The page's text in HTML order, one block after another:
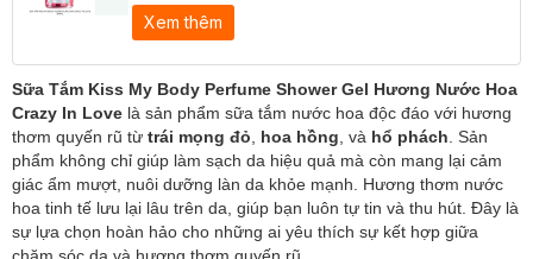
Xem thêm
Sữa Tắm Kiss My Body Perfume Shower Gel Hương Nước Hoa
Crazy In Love là sản phẩm sữa tắm nước hoa độc đáo với hương
thơm quyến rũ từ trái mọng đỏ hoa hồng , và hổ phách . Sản
phẩm không chỉ giúp làm sạch da hiệu quả mà còn mang lại cảm
giác ẩm mượt, nuôi dưỡng làn da khỏe mạnh. Hương thơm nước
hoa tinh tế lưu lại lâu trên da, giúp bạn luôn tự tin và thu hút. Đây là
sự lựa chọn hoàn hảo cho những ai yêu thích sự kết hợp giữa